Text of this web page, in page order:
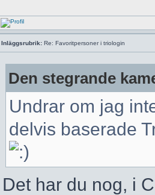
Inläggsrubrik: Re: Favoritpersoner i triologin
Den stegrande
Undrar om jag
delvis baserade
Det har du nog, i